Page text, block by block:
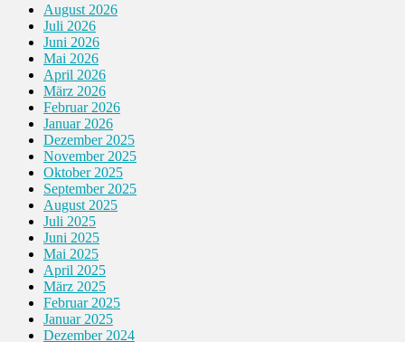
August 2026
Juli 2026
Juni 2026
Mai 2026
April 2026
März 2026
Februar 2026
Januar 2026
Dezember 2025
November 2025
Oktober 2025
September 2025
August 2025
Juli 2025
Juni 2025
Mai 2025
April 2025
März 2025
Februar 2025
Januar 2025
Dezember 2024